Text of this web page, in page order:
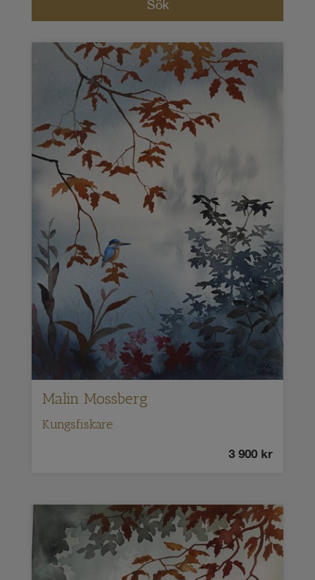
Malin Mossberg
Kungsfiskare
3 900 kr